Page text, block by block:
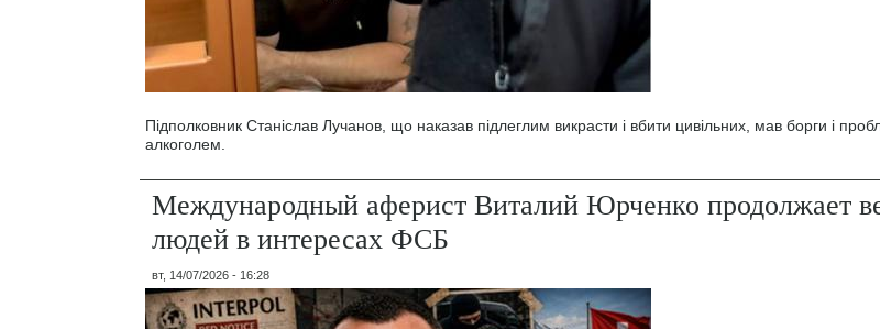
Підполковник Станіслав Лучанов, що наказав підлеглим викрасти і вбити цивільних, мав борги і
алкоголем.
Международный аферист Виталий Юрченко продолжает
людей в интересах ФСБ
вт, 14/07/2026 - 16:28